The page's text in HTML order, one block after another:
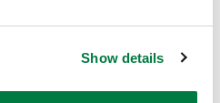
Show details
剤